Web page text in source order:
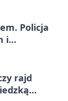
Policja
i
rajd